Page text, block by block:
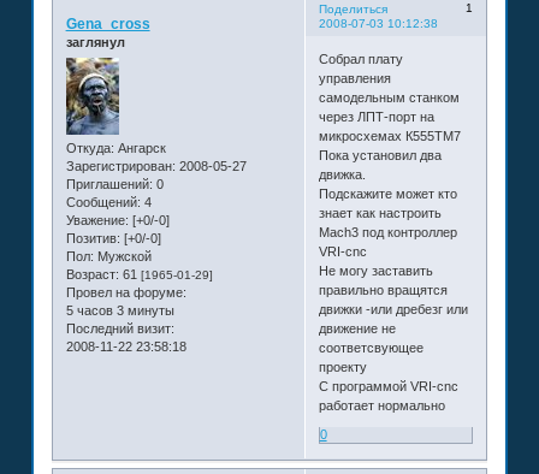
Поделиться
1
2008-07-03 10:12:38
Gena_cross
заглянул
Откуда: Ангарск
Зарегистрирован: 2008-05-27
Приглашений: 0
Сообщений: 4
Уважение: [+0/-0]
Позитив: [+0/-0]
Пол: Мужской
Возраст: 61 [1965-01-29]
Провел на форуме:
5 часов 3 минуты
Последний визит:
2008-11-22 23:58:18
Собрал плату
управления
самодельным станком
через ЛПТ-порт на
микросхемах К555ТМ7
Пока установил два
движка.
Подскажите может кто
знает как настроить
Mach3 под контроллер
VRI-cnc
Не могу заставить
правильно вращятся
движки -или дребезг или
движение не
соответсвующее
проекту
С программой VRI-cnc
работает нормально
0